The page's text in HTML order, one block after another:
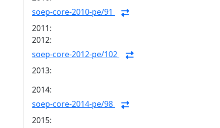
soep-core-2010-pe/91
2011:
2012:
soep-core-2012-pe/102
2013:
2014:
soep-core-2014-pe/98
2015: